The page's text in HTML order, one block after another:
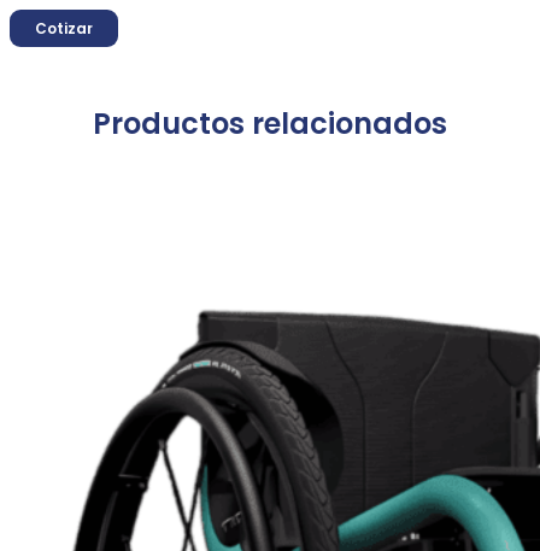
Cotizar
Productos relacionados